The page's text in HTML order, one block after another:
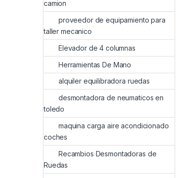
camion
proveedor de equipamiento para
taller mecanico
Elevador de 4 columnas
Herramientas De Mano
alquiler equilibradora ruedas
desmontadora de neumaticos en
toledo
maquina carga aire acondicionado
coches
Recambios Desmontadoras de
Ruedas